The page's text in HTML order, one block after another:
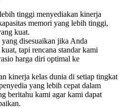
tinggi menyediakan kinerja
memori yang lebih tinggi,
kuat.
disesuaikan jika Anda
tapi rencana standar kami
harga diri optimal ke
kinerja kelas dunia di setiap tingkat
yang lebih cepat dalam
beritahu kami agar kami dapat